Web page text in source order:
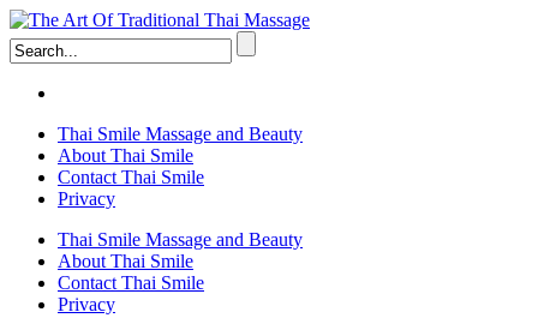
Thai Smile Massage and Beauty
About Thai Smile
Contact Thai Smile
Privacy
Thai Smile Massage and Beauty
About Thai Smile
Contact Thai Smile
Privacy